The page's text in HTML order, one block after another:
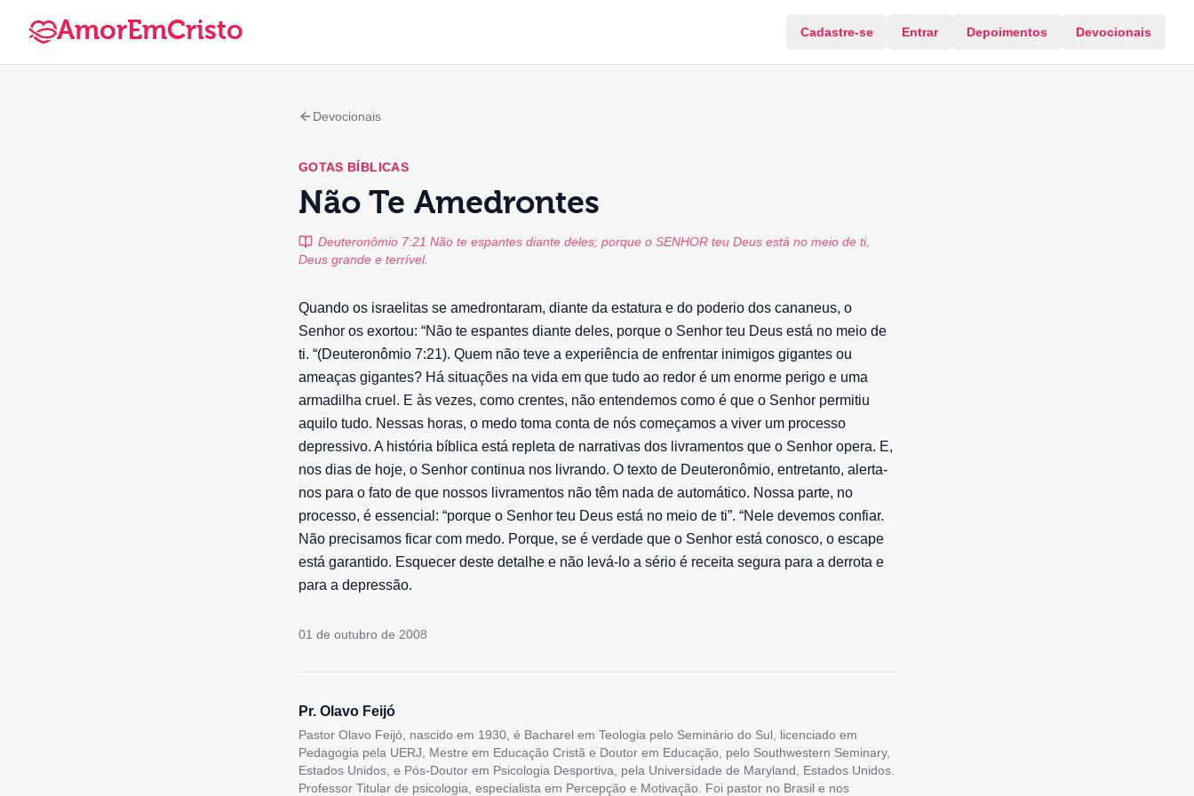
AmorEmCristo Cadastre-se Entrar Depoimentos Devocionais
Devocionais
GOTAS BÍBLICAS
Não Te Amedrontes
Deuteronômio 7:21 Não te espantes diante deles; porque o SENHOR teu Deus está no meio de ti,
Deus grande e terrível.
Quando os israelitas se amedrontaram, diante da estatura e do poderio dos cananeus, o
Senhor os exortou: “Não te espantes diante deles, porque o Senhor teu Deus está no meio de
ti. “(Deuteronômio 7:21). Quem não teve a experiência de enfrentar inimigos gigantes ou
ameaças gigantes? Há situações na vida em que tudo ao redor é um enorme perigo e uma
armadilha cruel. E às vezes, como crentes, não entendemos como é que o Senhor permitiu
aquilo tudo. Nessas horas, o medo toma conta de nós começamos a viver um processo
depressivo. A história bíblica está repleta de narrativas dos livramentos que o Senhor opera. E,
nos dias de hoje, o Senhor continua nos livrando. O texto de Deuteronômio, entretanto, alerta-
nos para o fato de que nossos livramentos não têm nada de automático. Nossa parte, no
processo, é essencial: “porque o Senhor teu Deus está no meio de ti”. “Nele devemos confiar.
Não precisamos ficar com medo. Porque, se é verdade que o Senhor está conosco, o escape
está garantido. Esquecer deste detalhe e não levá-lo a sério é receita segura para a derrota e
para a depressão.
01 de outubro de 2008
Pr. Olavo Feijó
Pastor Olavo Feijó, nascido em 1930, é Bacharel em Teologia pelo Seminário do Sul, licenciado em
Pedagogia pela UERJ, Mestre em Educação Cristã e Doutor em Educação, pelo Southwestern Seminary,
Estados Unidos, e Pós-Doutor em Psicologia Desportiva, pela Universidade de Maryland, Estados Unidos.
Professor Titular de psicologia, especialista em Percepção e Motivação. Foi pastor no Brasil e nos